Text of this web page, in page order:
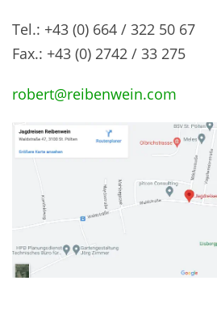
Tel.: +43 (0) 664 / 322 50 67
Fax.: +43 (0) 2742 / 33 275
robert@reibenwein.com